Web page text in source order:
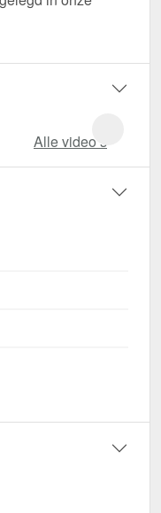
Alle video‘s